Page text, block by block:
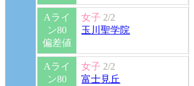
Aライ
ン80
偏差値
女子 2/2
玉川聖学院
Aライ
ン80
女子 2/2
富士見丘